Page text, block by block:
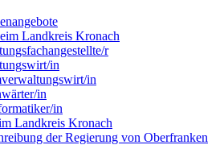
Landkreis Kronach
r
in
in
in
in
Landkreis Kronach
der Regierung von Oberfranken